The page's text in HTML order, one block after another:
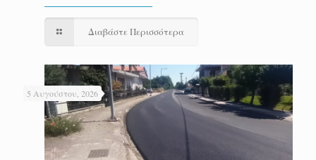
Διαβάστε Περισσότερα
5 Αυγούστου, 2026